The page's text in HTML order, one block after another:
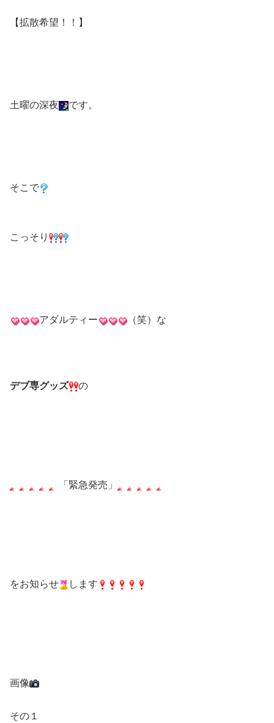
【拡散希望！！】
土曜の深夜 です。
そこで
こっそり
アダルティー （笑）な
デブ専グッズ の
「緊急発売」
をお知らせ します
画像
その１